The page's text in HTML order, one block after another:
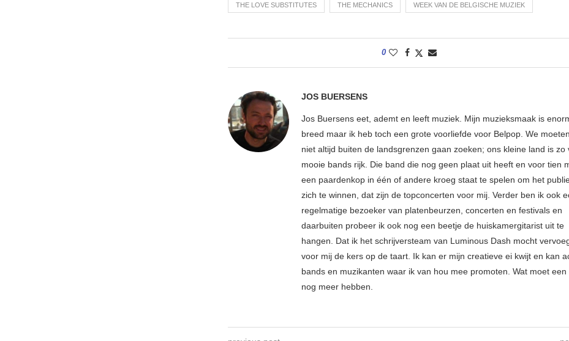
THE LOVE SUBSTITUTES THE MECHANICS WEEK VAN DE BELGISCHE MUZIEK
0
JOS BUERSENS
Jos Buersens eet, ademt en leeft muziek. Mijn muzieksmaak is
breed maar ik heb toch een grote voorliefde voor Belpop. We
niet altijd buiten de landsgrenzen gaan zoeken; ons kleine land is zo
mooie bands rijk. Die band die nog geen plaat uit heeft en voor tien
een paardenkop in één of andere kroeg staat te spelen om het
zich te winnen, dat zijn de topconcerten voor mij. Verder ben ik ook
regelmatige bezoeker van platenbeurzen, concerten en festivals en
daarbuiten probeer ik ook nog een beetje de huiskamergitarist uit te
hangen. Dat ik het schrijversteam van Luminous Dash mocht
voor mij de kers op de taart. Ik kan er mijn creatieve ei kwijt en kan
bands en muzikanten waar ik van hou mee promoten. Wat moet een
nog meer hebben.